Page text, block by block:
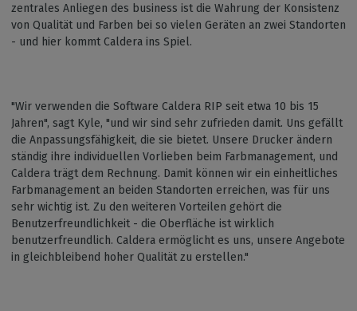
zentrales Anliegen des business ist die Wahrung der Konsistenz
von Qualität und Farben bei so vielen Geräten an zwei Standorten
- und hier kommt Caldera ins Spiel.
"Wir verwenden die Software Caldera RIP seit etwa 10 bis 15
Jahren", sagt Kyle, "und wir sind sehr zufrieden damit. Uns gefällt
die Anpassungsfähigkeit, die sie bietet. Unsere Drucker ändern
ständig ihre individuellen Vorlieben beim Farbmanagement, und
Caldera trägt dem Rechnung. Damit können wir ein einheitliches
Farbmanagement an beiden Standorten erreichen, was für uns
sehr wichtig ist. Zu den weiteren Vorteilen gehört die
Benutzerfreundlichkeit - die Oberfläche ist wirklich
benutzerfreundlich. Caldera ermöglicht es uns, unsere Angebote
in gleichbleibend hoher Qualität zu erstellen."